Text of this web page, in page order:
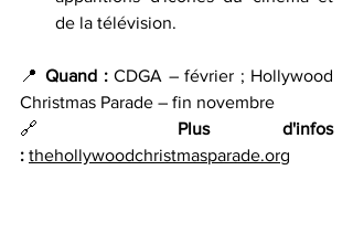
de la télévision.
📍 Quand : CDGA – février ; Hollywood
Christmas Parade – fin novembre
🔗 Plus d'infos
: thehollywoodchristmasparade.org